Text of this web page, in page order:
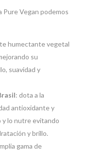
Pure Vegan podemos
humectante vegetal
su
suavidad y
: dota a la
antioxidante y
lo nutre evitando
y brillo.
gama de